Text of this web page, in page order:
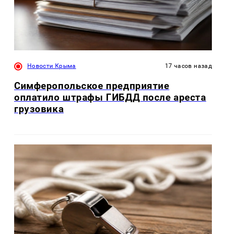
Новости Крыма 17 часов назад
Симферопольское предприятие
оплатило штрафы ГИБДД после ареста
грузовика